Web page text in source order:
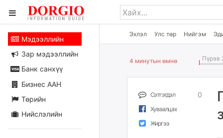
Эхлэл Улс төр Нийгэм
Мэдээллийн
Зар мэдээллийн
Банк санхүү
Бизнес ААН
Төрийн
Нийслэлийн
4 минутын өмнө Пүрэв
Сэтгэгдэл 0
Хуваалцах
Жиргээ